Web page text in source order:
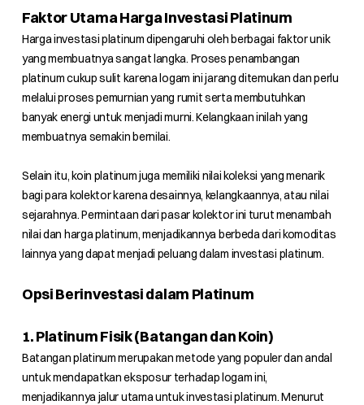
Faktor Utama Harga Investasi Platinum
Harga investasi platinum dipengaruhi oleh berbagai faktor unik
yang membuatnya sangat langka. Proses penambangan
platinum cukup sulit karena logam ini jarang ditemukan dan perlu
melalui proses pemurnian yang rumit serta membutuhkan
banyak energi untuk menjadi murni. Kelangkaan inilah yang
membuatnya semakin bernilai.
Selain itu, koin platinum juga memiliki nilai koleksi yang menarik
bagi para kolektor karena desainnya, kelangkaannya, atau nilai
sejarahnya. Permintaan dari pasar kolektor ini turut menambah
nilai dan harga platinum, menjadikannya berbeda dari komoditas
lainnya yang dapat menjadi peluang dalam investasi platinum.
Opsi Berinvestasi dalam Platinum
1. Platinum Fisik (Batangan dan Koin)
Batangan platinum merupakan metode yang populer dan andal
untuk mendapatkan eksposur terhadap logam ini,
menjadikannya jalur utama untuk investasi platinum. Menurut